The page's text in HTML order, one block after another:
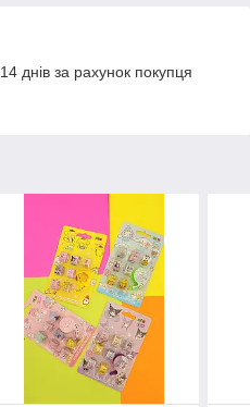
днів за рахунок покупця